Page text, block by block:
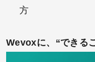
方
Wevoxに、“できる